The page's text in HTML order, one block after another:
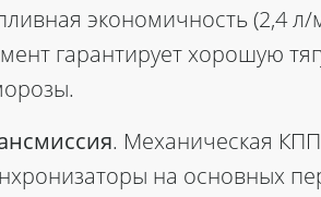
экономичность (2,4
гарантирует хорошую
. Механическая КПП
на основных